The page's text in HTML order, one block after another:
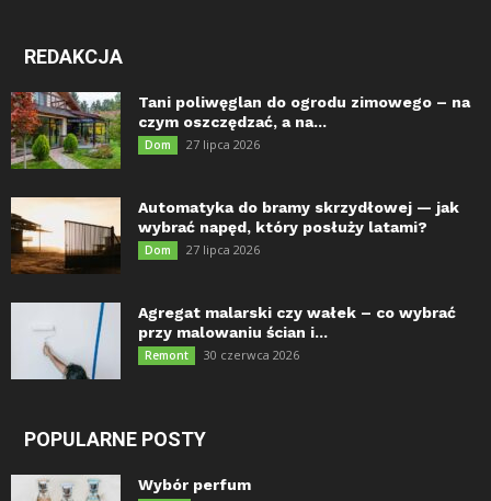
REDAKCJA
Tani poliwęglan do ogrodu zimowego – na
czym oszczędzać, a na...
Dom 27 lipca 2026
Automatyka do bramy skrzydłowej — jak
wybrać napęd, który posłuży latami?
Dom 27 lipca 2026
Agregat malarski czy wałek – co wybrać
przy malowaniu ścian i...
Remont 30 czerwca 2026
POPULARNE POSTY
Wybór perfum